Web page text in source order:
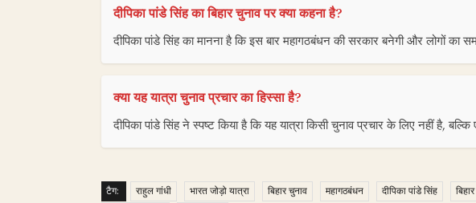
दीपिका पांडे सिंह का बिहार चुनाव पर क्या कहना है?
दीपिका पांडे सिंह का मानना है कि इस बार महागठबंधन की सरकार बनेगी और लोगों का
क्या यह यात्रा चुनाव प्रचार का हिस्सा है?
दीपिका पांडे सिंह ने स्पष्ट किया है कि यह यात्रा किसी चुनाव प्रचार के लिए नहीं है,
टैग: राहुल गांधी भारत जोड़ो यात्रा बिहार चुनाव महागठबंधन दीपिका पांडे सिंह